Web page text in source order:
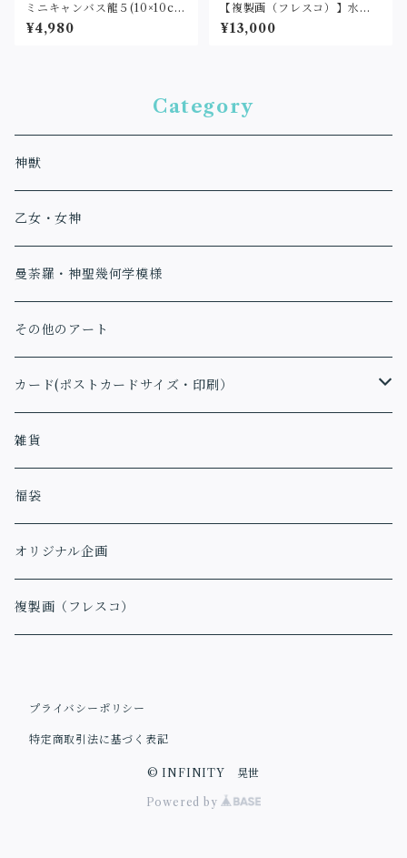
ミニキャンバス龍５(10×10c
m)原画
¥4,980
【複製画（フレスコ）】水龍
２（2L判サイズ）
¥13,000
Category
神獣
乙女・女神
曼荼羅・神聖幾何学模様
その他のアート
カード(ポストカードサイズ・印刷）
アファメーションカード
雑貨
福袋
オリジナル企画
複製画（フレスコ）
プライバシーポリシー
特定商取引法に基づく表記
© INFINITY 晃世
Powered by